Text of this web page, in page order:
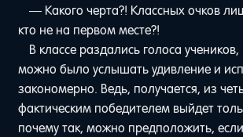
— Какого черта?! Классных очков
кто не на первом месте?!
В классе раздались голоса
можно было услышать удивление и
закономерно. Ведь, получается, из
фактическим победителем выйдет
почему так, можно предположить, если